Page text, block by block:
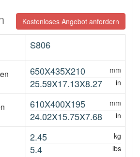
Kostenloses Angebot anfordern
S806
650X435X210 mm
25.59X17.13X8.27 in
610X400X195 mm
24.02X15.75X7.68 in
2.45 kg
5.4 lbs